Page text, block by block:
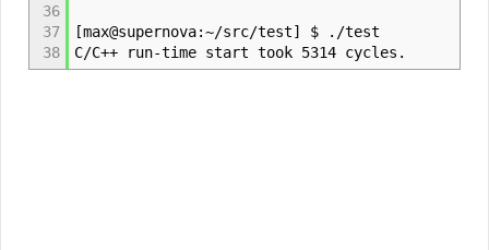
36
37
38
[max@supernova:~/src/test] $ ./test
C/C++ run-time start took 5314 cycles.